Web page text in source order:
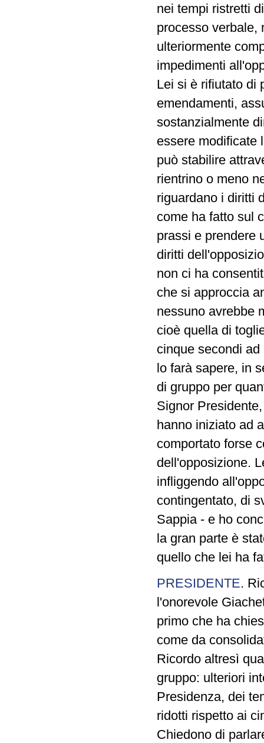
nei tempi ristretti
processo verbale,
ulteriormente
impedimenti
Lei si è rifiutato di
emendamenti,
sostanzialmente
essere modificate
può stabilire
rientrino o meno
riguardano i diritti
come ha fatto sul
prassi e prendere
diritti
non ci ha
che si approccia
nessuno avrebbe
cioè quella di
cinque secondi
lo farà sapere, in
di gruppo per
Signor
hanno iniziato ad
comportato forse
dell'opposizione.
infliggendo
contingentato, di
Sappia - e ho
la gran parte è
quello che lei ha
PRESIDENTE.
l'onorevole
primo che ha
come da
Ricordo altresì
gruppo: ulteriori
Presidenza, dei
ridotti rispetto ai
Chiedono di